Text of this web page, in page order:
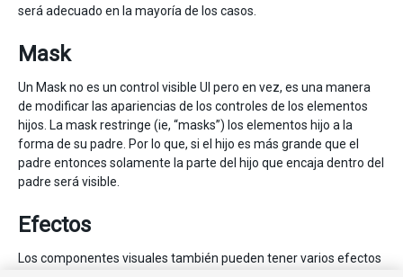
será adecuado en la mayoría de los casos.
Mask
Un Mask no es un control visible UI pero en vez, es una manera
de modificar las apariencias de los controles de los elementos
hijos. La mask restringe (ie, “masks”) los elementos hijo a la
forma de su padre. Por lo que, si el hijo es más grande que el
padre entonces solamente la parte del hijo que encaja dentro del
padre será visible.
Efectos
Los componentes visuales también pueden tener varios efectos